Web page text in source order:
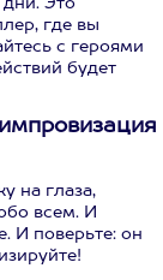
Это
где вы
с героями
будет
на глаза,
всем. И
И поверьте: он